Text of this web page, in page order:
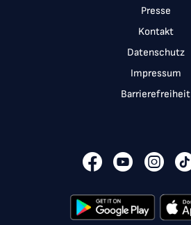
Presse
Kontakt
Datenschutz
Impressum
Barrierefreiheit